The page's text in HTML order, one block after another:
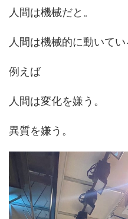
人間は機械だと。
人間は機械的に動いてい
例えば
人間は変化を嫌う。
異質を嫌う。